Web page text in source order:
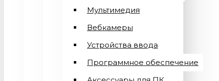
Мультимедия
Вебкамеры
Устройства ввода
Программное обеспечение